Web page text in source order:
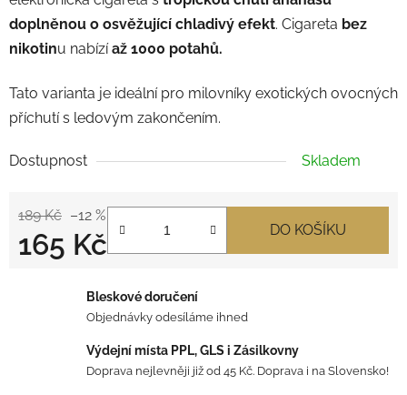
doplněnou o osvěžující chladivý efekt. Cigareta bez
nikotinu nabízíaž 1000 potahů.
Tato varianta je ideální pro milovníky exotických ovocných
příchutí s ledovým zakončením.
Dostupnost Skladem
189 Kč –12 %
165 Kč DO KOŠÍKU
Bleskové doručení
Objednávky odesíláme ihned
Výdejní místa PPL, GLS i Zásilkovny
Doprava nejlevněji již od 45 Kč. Doprava i na Slovensko!